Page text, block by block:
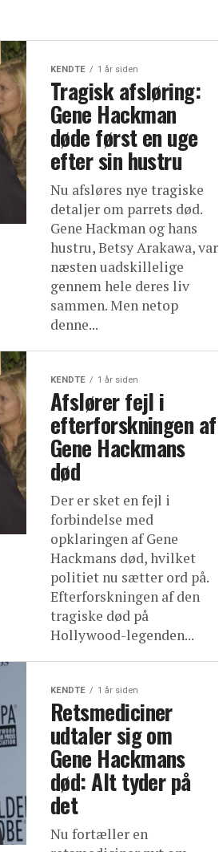
KENDTE 1 år siden
Tragisk afsløring:
Gene Hackman
døde først en uge
efter sin hustru
Nu afsløres nye tragiske
detaljer om parrets død.
Gene Hackman og hans
hustru, Betsy Arakawa, var
næsten uadskillelige
gennem hele deres liv
sammen. Men netop
denne...
KENDTE 1 år siden
Afslører fejl i
efterforskningen af
Gene Hackmans
død
Der er sket en fejl i
forbindelse med
opklaringen af Gene
Hackmans død, hvilket
politiet nu sætter ord på.
Efterforskningen af den
tragiske død på
Hollywood-legenden...
KENDTE 1 år siden
Retsmediciner
udtaler sig om
Gene Hackmans
død: Alt tyder på
det
Nu fortæller en